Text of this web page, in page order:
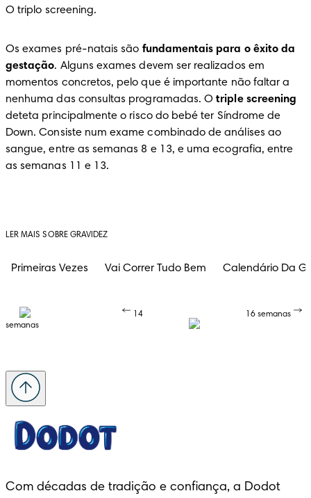
O triplo screening.
Os exames pré-natais são fundamentais para o êxito da
gestação. Alguns exames devem ser realizados em
momentos concretos, pelo que é importante não faltar a
nenhuma das consultas programadas. O triple screening
deteta principalmente o risco do bebé ter Síndrome de
Down. Consiste num exame combinado de análises ao
sangue, entre as semanas 8 e 13, e uma ecografia, entre
as semanas 11 e 13.
LER MAIS SOBRE GRAVIDEZ
Primeiras Vezes Vai Correr Tudo Bem Calendário Da
14
semanas
16 semanas
Com décadas de tradição e confiança, a Dodot